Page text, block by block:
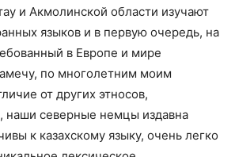
и Акмолинской области изучают
языков и в первую очередь, на
в Европе и мире
по многолетним моим
от других этносов,
наши северные немцы издавна
к казахскому языку, очень легко